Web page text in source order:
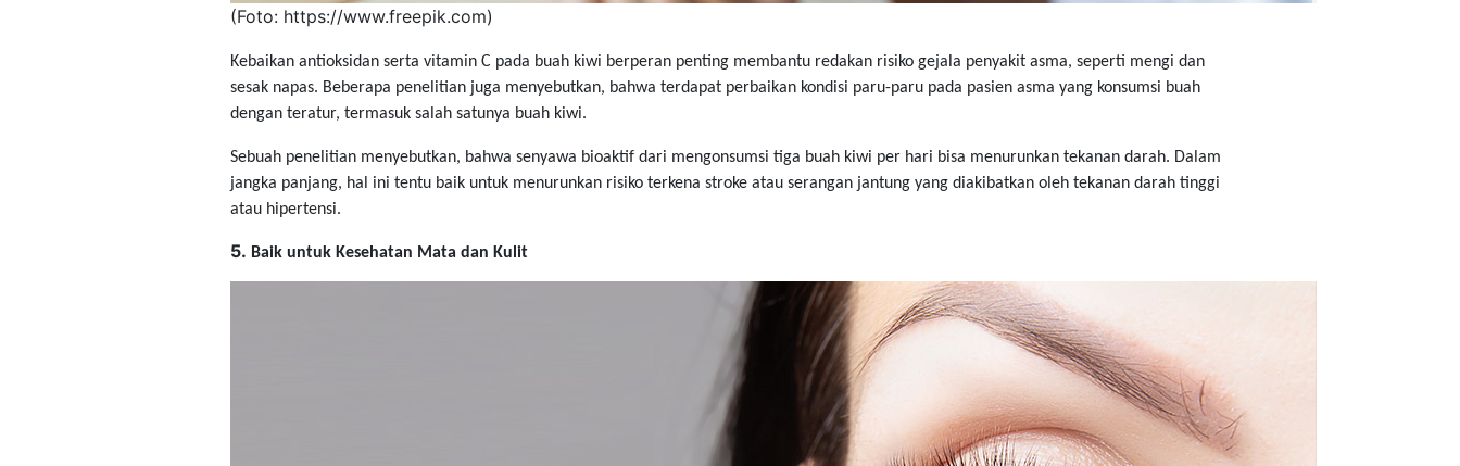
​(Foto: ​https://www.freepik.com)
Kebaikan antioksidan serta vitamin C pada buah kiwi berperan penting membantu redakan risiko gejala penyakit asma, seperti mengi dan
sesak napas. Beberapa penelitian juga menyebutkan, bahwa terdapat perbaikan kondisi paru-paru pada pasien asma yang konsumsi buah
dengan teratur, termasuk salah satunya buah kiwi.
Sebuah penelitian menyebutkan, bahwa senyawa bioaktif dari mengonsumsi tiga buah kiwi per hari bisa menurunkan tekanan darah. Dalam
jangka panjang, hal ini tentu baik untuk menurunkan risiko terkena stroke atau serangan jantung yang diakibatkan oleh tekanan darah tinggi
atau hipertensi.
5. Baik untuk Kesehatan Mata dan Kulit